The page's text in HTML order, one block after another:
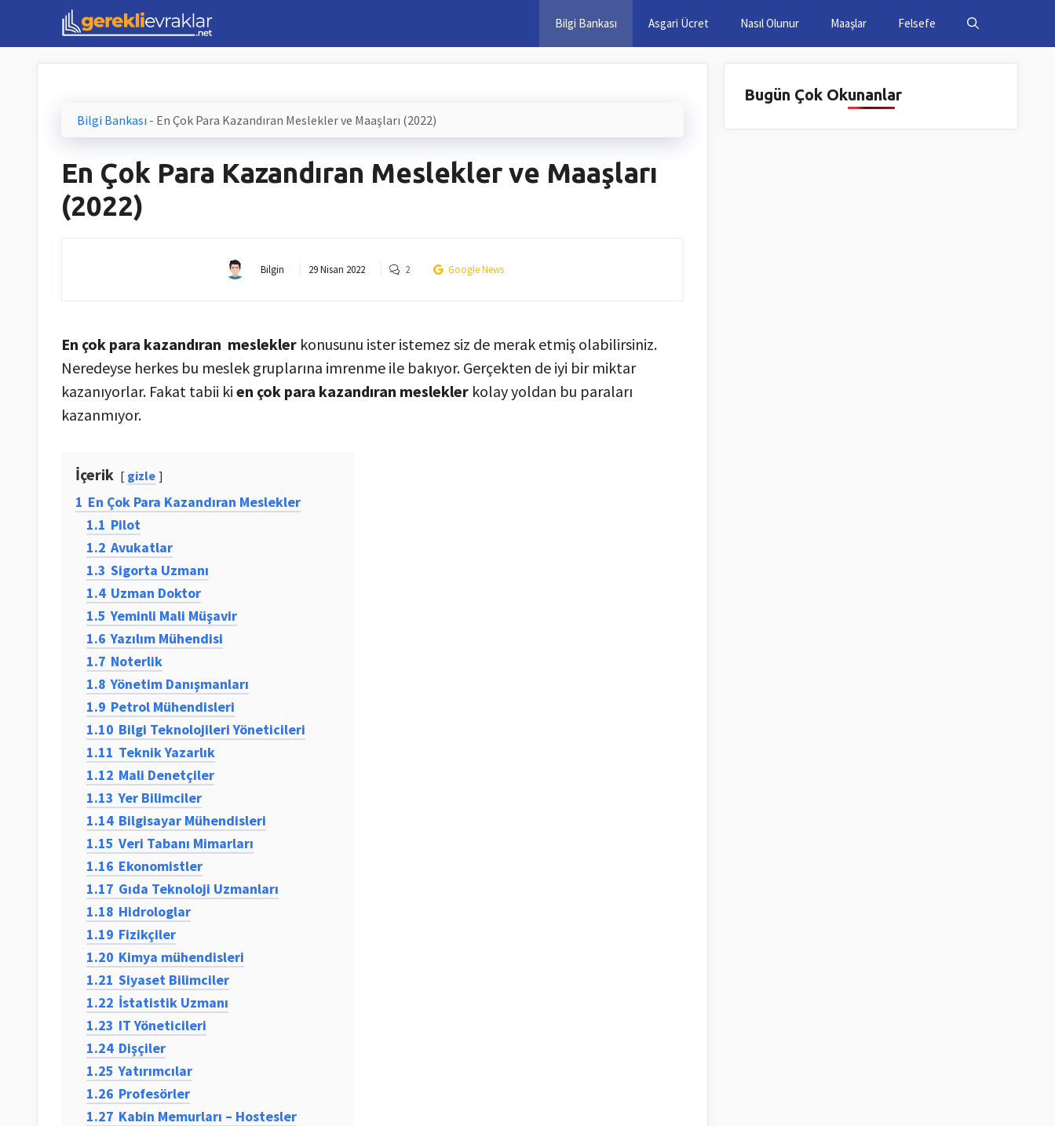
Bilgi Bankası Asgari Ücret Nasıl Olunur Maaşlar Felsefe
Bilgi Bankası - En Çok Para Kazandıran Meslekler ve Maaşları (2022)
En Çok Para Kazandıran Meslekler ve Maaşları
(2022)
Bilgin 29 Nisan 2022 2 Google News
En çok para kazandıran meslekler konusunu ister istemez siz de merak etmiş olabilirsiniz.
Neredeyse herkes bu meslek gruplarına imrenme ile bakıyor. Gerçekten de iyi bir miktar
kazanıyorlar. Fakat tabii ki en çok para kazandıran meslekler kolay yoldan bu paraları
kazanmıyor.
İçerik gizle
1 En Çok Para Kazandıran Meslekler
1.1 Pilot
1.2 Avukatlar
1.3 Sigorta Uzmanı
1.4 Uzman Doktor
1.5 Yeminli Mali Müşavir
1.6 Yazılım Mühendisi
1.7 Noterlik
1.8 Yönetim Danışmanları
1.9 Petrol Mühendisleri
1.10 Bilgi Teknolojileri Yöneticileri
1.11 Teknik Yazarlık
1.12 Mali Denetçiler
1.13 Yer Bilimciler
1.14 Bilgisayar Mühendisleri
1.15 Veri Tabanı Mimarları
1.16 Ekonomistler
1.17 Gıda Teknoloji Uzmanları
1.18 Hidrologlar
1.19 Fizikçiler
1.20 Kimya mühendisleri
1.21 Siyaset Bilimciler
1.22 İstatistik Uzmanı
1.23 IT Yöneticileri
1.24 Dişçiler
1.25 Yatırımcılar
1.26 Profesörler
1.27 Kabin Memurları – Hostesler
Bugün Çok Okunanlar